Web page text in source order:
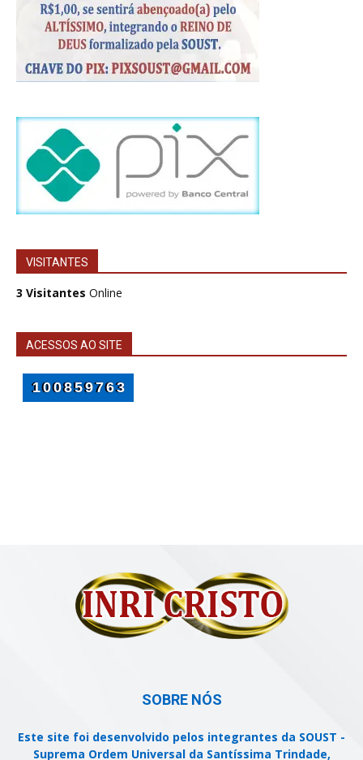
VISITANTES
3 Visitantes Online
ACESSOS AO SITE
SOBRE NÓS
Este site foi desenvolvido pelos integrantes da SOUST -
Suprema Ordem Universal da Santíssima Trindade,